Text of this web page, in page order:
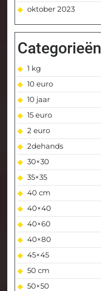
oktober 2023
Categorieën
1 kg
10 euro
10 jaar
15 euro
2 euro
2dehands
30×30
35×35
40 cm
40×40
40×60
40×80
45×45
50 cm
50×50